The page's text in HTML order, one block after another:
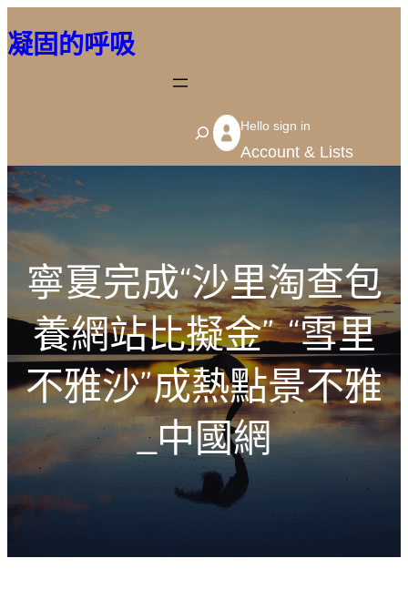
至
容
凝固的呼吸
S
e
h
Hello sign in
Account & Lists
寧夏完成“沙里淘查包
養網站比擬金” “雪里
不雅沙”成熱點景不雅
_中國網